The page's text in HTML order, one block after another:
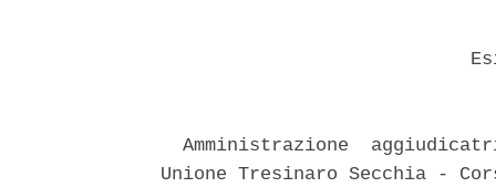
Amministrazione
Unione Tresinaro Secchia -